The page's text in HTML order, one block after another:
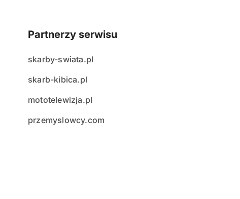
Partnerzy serwisu
skarby-swiata.pl
skarb-kibica.pl
mototelewizja.pl
przemyslowcy.com